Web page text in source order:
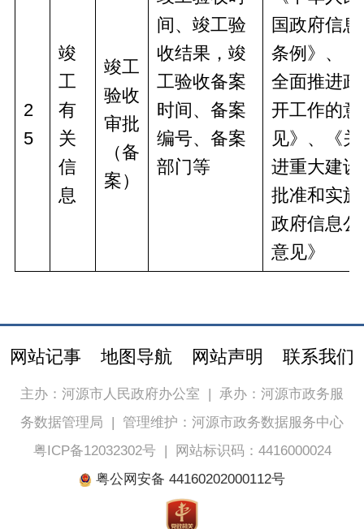
2
5
竣
工
有
关
信
息
竣工
验收
审批
（备
案）
间、竣工验
收结果，竣
工验收备案
时间、备案
编号、备案
部门等
国政府信
条例》、
全面推进
开工作的意
见》、《
进重大建
批准和实
政府信息
意见》
网站记事 地图导航 网站声明 联系我们
主办：河源市人民政府办公室 | 承办：河源市政务服
务数据管理局 | 管理维护：河源市政务数据服务中心
粤ICP备12032302号|
网站标识码：4416000024
粤公网安备 44160202000112号